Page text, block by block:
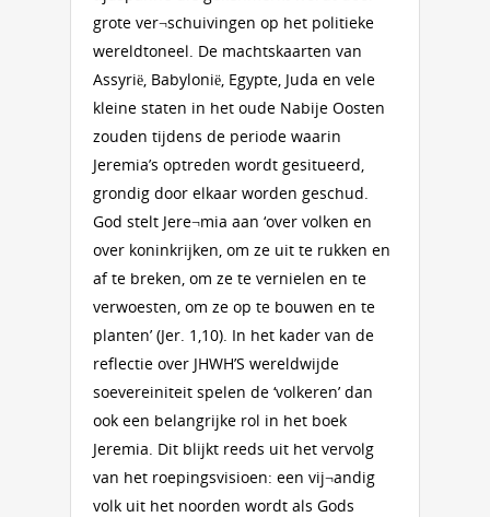
grote ver¬schuivingen op het politieke
wereldtoneel. De machtskaarten van
Assyrië, Babylonië, Egypte, Juda en vele
kleine staten in het oude Nabije Oosten
zouden tijdens de periode waarin
Jeremia’s optreden wordt gesitueerd,
grondig door elkaar worden geschud.
God stelt Jere¬mia aan ‘over volken en
over koninkrijken, om ze uit te rukken en
af te breken, om ze te vernielen en te
verwoesten, om ze op te bouwen en te
planten’ (Jer. 1,10). In het kader van de
reflectie over JHWH’S wereldwijde
soevereiniteit spelen de ‘volkeren’ dan
ook een belangrijke rol in het boek
Jeremia. Dit blijkt reeds uit het vervolg
van het roepingsvisioen: een vij¬andig
volk uit het noorden wordt als Gods